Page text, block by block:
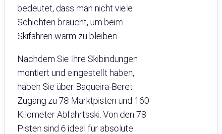
bedeutet, dass man nicht viele
Schichten braucht, um beim
Skifahren warm zu bleiben.
Nachdem Sie Ihre Skibindungen
montiert und eingestellt haben,
haben Sie über Baqueira-Beret
Zugang zu 78 Marktpisten und 160
Kilometer Abfahrtsski. Von den 78
Pisten sind 6 ideal für absolute